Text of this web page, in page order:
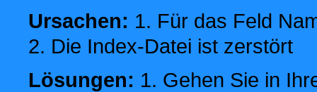
Ursachen: 1. Für das Feld
2. Die Index-Datei ist zerstört
Lösungen: 1. Gehen Sie in